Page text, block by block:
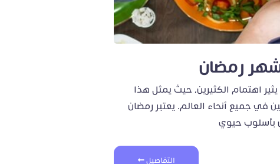
شهر رمضان
اهتمام الكثيرين، حيث يمثل هذا
في جميع أنحاء العالم. يعتبر رمضان
بأسلوب حيوي
التفاصيل